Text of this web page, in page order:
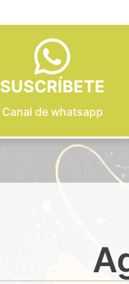
SUSCRÍBETE
Canal de whatsapp